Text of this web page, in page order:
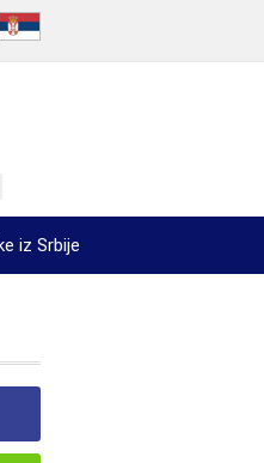
iz Srbije